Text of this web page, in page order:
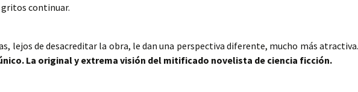
continuar.
lejos de desacreditar la obra, le dan una perspectiva diferente, mucho más atractiva.
La original y extrema visión del mitificado novelista de ciencia ficción.